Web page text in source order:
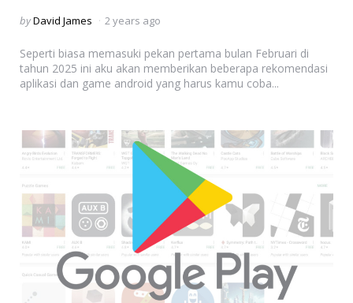
Posted
byDavid James 2 years ago
Seperti biasa memasuki pekan pertama bulan Februari di
tahun 2025 ini aku akan memberikan beberapa rekomendasi
aplikasi dan game android yang harus kamu coba...